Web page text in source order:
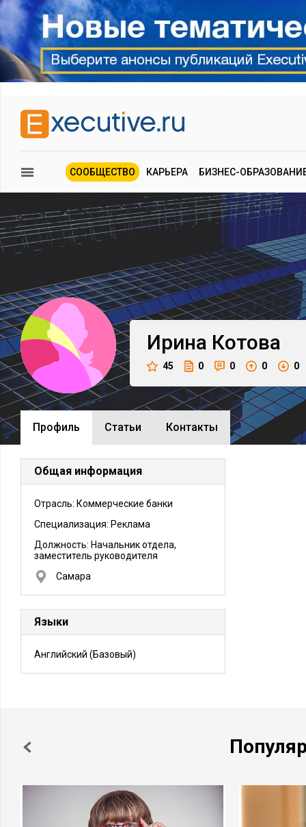
СООБЩЕСТВО КАРЬЕРА БИЗНЕС-
Ирина Котова
45 0 0 0 0
Профиль Cтатьи Контакты
Общая информация
Отрасль: Коммерческие банки
Специализация: Реклама
Должность: Начальник отдела,
заместитель руководителя
Самара
Языки
Английский (Базовый)